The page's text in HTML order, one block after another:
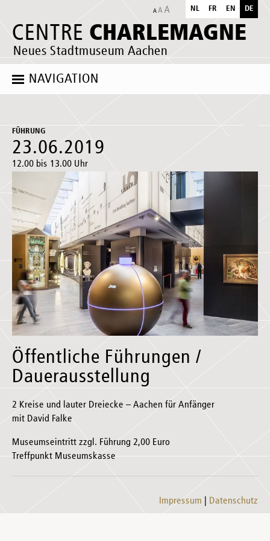
CENTRE CHARLEMAGNE
Neues Stadtmuseum Aachen
NL FR EN DE
NAVIGATION
FÜHRUNG
23.06.2019
12.00 bis 13.00 Uhr
Öffentliche Führungen /
Dauerausstellung
2 Kreise und lauter Dreiecke – Aachen für Anfänger
mit David Falke
Museumseintritt zzgl. Führung 2,00 Euro
Treffpunkt Museumskasse
Impressum Datenschutz